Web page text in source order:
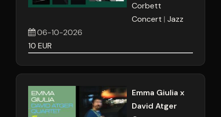
Corbett
Concert Jazz
06-10-2026
10 EUR
Emma Giulia x
David Atger